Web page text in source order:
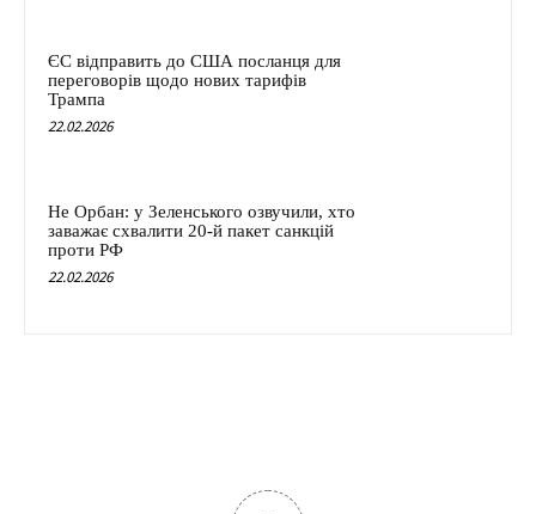
ЄС відправить до США посланця для
переговорів щодо нових тарифів
Трампа
22.02.2026
Не Орбан: у Зеленського озвучили, хто
заважає схвалити 20-й пакет санкцій
проти РФ
22.02.2026